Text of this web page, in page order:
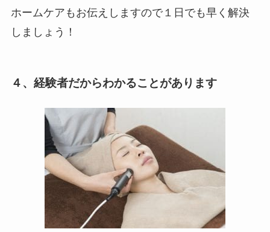
ホームケアもお伝えしますので１日でも早く解決
しましょう！
４、経験者だからわかることがあります